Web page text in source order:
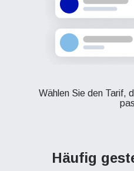
Wählen Sie den Tarif,
Häufig